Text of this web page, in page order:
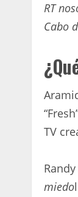
RT
Cabo
TV
miedo